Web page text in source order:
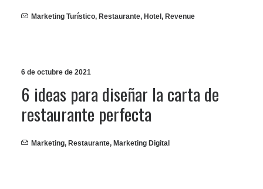
Marketing Turístico, Restaurante, Hotel , Revenue
6 de octubre de 2021
6 ideas para diseñar la carta de
restaurante perfecta
Marketing, Restaurante, Marketing Digital